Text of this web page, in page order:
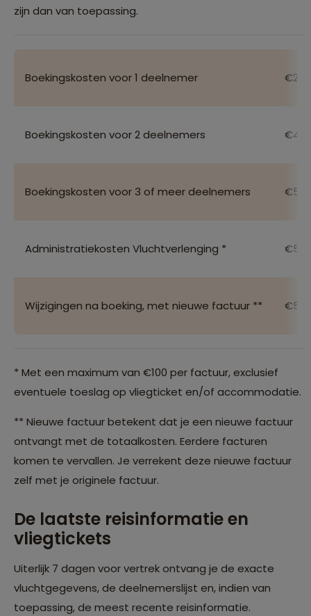
zijn dan van toepassing.
Boekingskosten voor 1 deelnemer €25
Boekingskosten voor 2 deelnemers €40
Boekingskosten voor 3 of meer deelnemers €50
Administratiekosten Vluchtverlenging * €50
Wijzigingen na boeking, met nieuwe factuur ** €50
* Met een maximum van €100 per factuur, exclusief
eventuele toeslag op vliegticket en/of accommodatie.
** Nieuwe factuur betekent dat je een nieuwe factuur
ontvangt met de totaalkosten. Eerdere facturen
komen te vervallen. Je verrekent deze nieuwe factuur
zelf met je originele factuur.
De laatste reisinformatie en
vliegtickets
Uiterlijk 7 dagen voor vertrek ontvang je de exacte
vluchtgegevens, de deelnemerslijst en, indien van
toepassing, de meest recente reisinformatie.